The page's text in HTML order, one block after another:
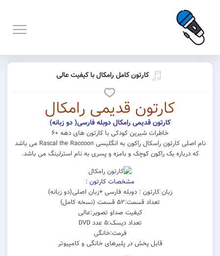
کارتون کامل رامکال با کیفیت عالی
کارتون قدیمی رامکال
کارتون قدیمی رامکال دوبله فارسی( دو زبانه)
خاطرات شیرین کودکی با کارتون های دهه ۶۰
نام اصلی کارتون راسکال راکون به انگلیسی Rascal the Raccoon‎ می باشد
که درباره یک راکون کوچک و بامزه و پسری به نام استرلینگ می باشد.
مشخصات کارتون :
زبان کارتون : دوبله فارسی +زبان اصلی(دو زبانه)
تعداد قسمت:۵۲ قسمت (نسخه کامل)
کیفیت صداو تصویر:عالی
تعداد دیسک:۵ عدد DVD
فرمت:خانگی
قابل پخش در پلیرهای خانگی و کامپیوتر